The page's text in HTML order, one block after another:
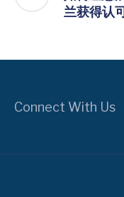
兰获得认
Connect With Us